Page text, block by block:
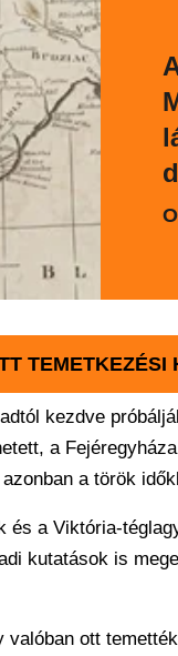
TEMETKEZÉSI
kezdve
a
a török
és a Viktória-
kutatások is
ott